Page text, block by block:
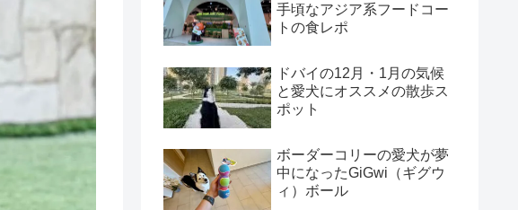
手頃なアジア系フードコー
トの食レポ
ドバイの12月・1月の気候
と愛犬にオススメの散歩ス
ポット
ボーダーコリーの愛犬が夢
中になったGiGwi（ギグウ
ィ）ボール